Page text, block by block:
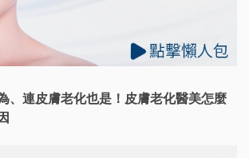
、連皮膚老化也是！皮膚老化醫美怎麼